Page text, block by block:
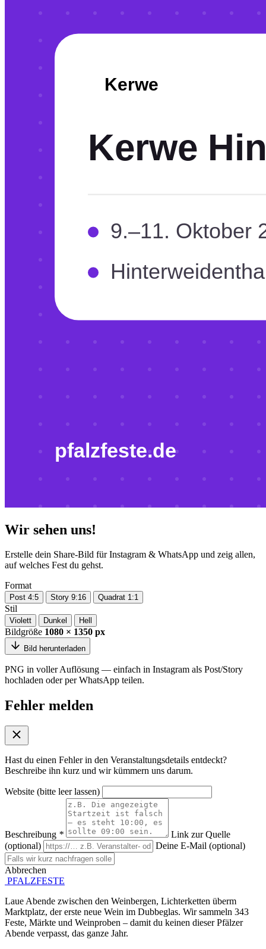
Wir sehen uns!
Erstelle dein Share-Bild für Instagram & WhatsApp und zeig allen,
auf welches Fest du gehst.
Format
Post 4:5 Story 9:16 Quadrat 1:1
Stil
Violett Dunkel Hell
Bildgröße 1080 × 1350 px
Bild herunterladen
PNG in voller Auflösung — einfach in Instagram als Post/Story
hochladen oder per WhatsApp teilen.
Fehler melden
Hast du einen Fehler in den Veranstaltungsdetails entdeckt?
Beschreibe ihn kurz und wir kümmern uns darum.
Website (bitte leer lassen)
Beschreibung *
Link zur Quelle
(optional)
Deine E-Mail (optional)
Abbrechen
PFALZFESTE
Laue Abende zwischen den Weinbergen, Lichterketten überm
Marktplatz, der erste neue Wein im Dubbeglas. Wir sammeln 343
Feste, Märkte und Weinproben – damit du keinen dieser Pfälzer
Abende verpasst, das ganze Jahr.